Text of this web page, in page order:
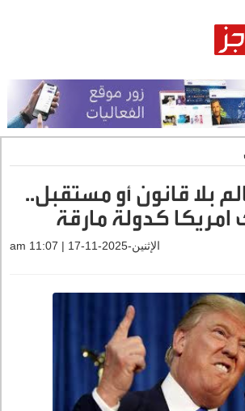
بلا قانون أو مستقبل..
امريكا كدولة مارقة
الإثنين-2025-11-17 | 11:07 am